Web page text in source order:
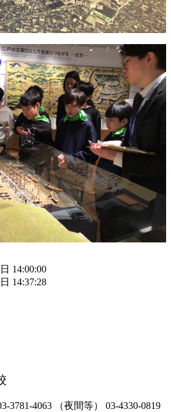
14:00:00
14:37:28
3781-4063 （夜間等） 03-4330-0819